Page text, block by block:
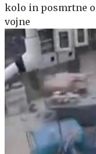
kolo in posmrtne
vojne